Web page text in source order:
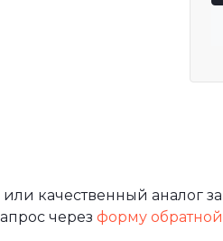
качественный аналог
через форму обратной